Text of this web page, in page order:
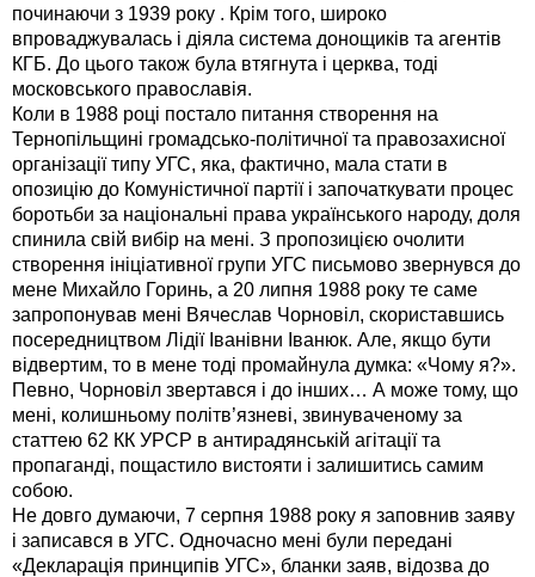
починаючи з 1939 року . Крім того, широко
впроваджувалась і діяла система донощиків та агентів
КГБ. До цього також була втягнута і церква, тоді
московського православія.
Коли в 1988 році постало питання створення на
Тернопільщині громадсько-політичної та правозахисної
організації типу УГС, яка, фактично, мала стати в
опозицію до Комуністичної партії і започаткувати процес
боротьби за національні права українського народу, доля
спинила свій вибір на мені. З пропозицією очолити
створення ініціативної групи УГС письмово звернувся до
мене Михайло Горинь, а 20 липня 1988 року те саме
запропонував мені Вячеслав Чорновіл, скориставшись
посередництвом Лідії Іванівни Іванюк. Але, якщо бути
відвертим, то в мене тоді промайнула думка: «Чому я?».
Певно, Чорновіл звертався і до інших… А може тому, що
мені, колишньому політв’язневі, звинуваченому за
статтею 62 КК УРСР в антирадянській агітації та
пропаганді, пощастило вистояти і залишитись самим
собою.
Не довго думаючи, 7 серпня 1988 року я заповнив заяву
і записався в УГС. Одночасно мені були передані
«Декларація принципів УГС», бланки заяв, відозва до